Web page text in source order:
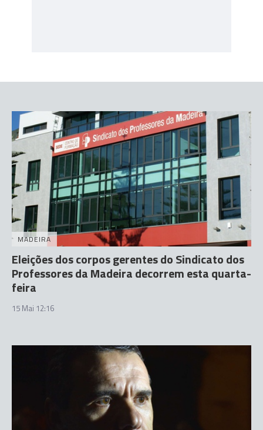
MADEIRA
Eleições dos corpos gerentes do Sindicato dos
Professores da Madeira decorrem esta quarta-
feira
15 Mai 12:16